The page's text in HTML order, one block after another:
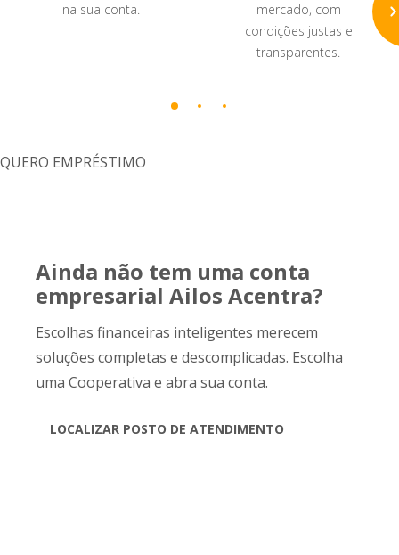
na sua conta.
mercado, com
condições justas e
transparentes.
QUERO EMPRÉSTIMO
Ainda não tem uma conta
empresarial Ailos Acentra?
Escolhas financeiras inteligentes merecem
soluções completas e descomplicadas. Escolha
uma Cooperativa e abra sua conta.
LOCALIZAR POSTO DE ATENDIMENTO